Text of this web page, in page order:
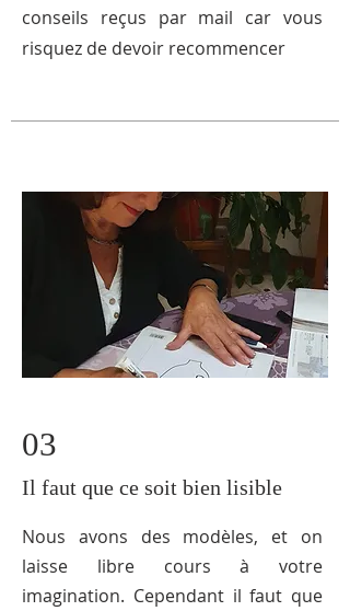
conseils reçus par mail car vous
risquez de devoir recommencer
03
Il faut que ce soit bien lisible
Nous avons des modèles, et on
laisse libre cours à votre
imagination. Cependant il faut que